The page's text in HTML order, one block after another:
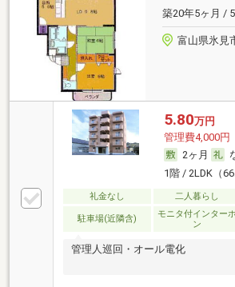
築20年5ヶ月 /
富山県氷見
5.80万円
管理費4,000円
2ヶ月
1階 / 2LDK（
礼金なし 二人暮らし
駐車場(近隣含)
モニタ付インター
ン
管理人巡回・オール電化